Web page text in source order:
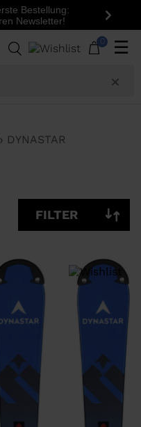
Bestellung:
Newsletter!
0 ☰
DYNASTAR
FILTER